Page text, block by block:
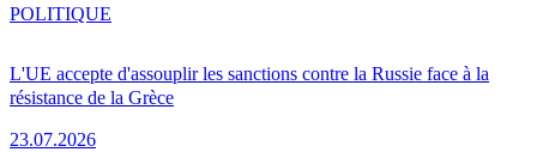
L'UE accepte d'assouplir les sanctions contre la Russie face à la
résistance de la Grèce
23.07.2026
POLITIQUE